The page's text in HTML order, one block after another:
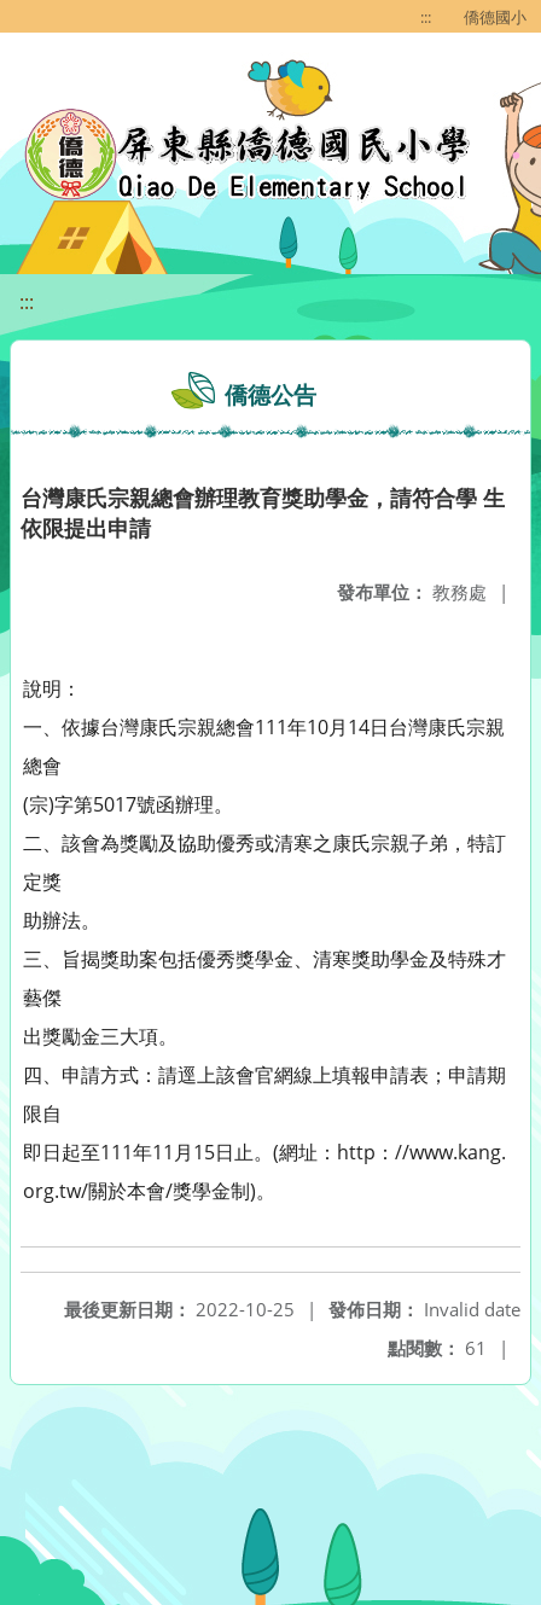
::: 僑德國小
:::
僑德公告
台灣康氏宗親總會辦理教育獎助學金，請符合學 生
依限提出申請
發布單位： 教務處 |
說明：
一、依據台灣康氏宗親總會111年10月14日台灣康氏宗親
總會
(宗)字第5017號函辦理。
二、該會為獎勵及協助優秀或清寒之康氏宗親子弟，特訂
定獎
助辦法。
三、旨揭獎助案包括優秀獎學金、清寒獎助學金及特殊才
藝傑
出獎勵金三大項。
四、申請方式：請逕上該會官網線上填報申請表；申請期
限自
即日起至111年11月15日止。(網址：http：//www.kang.
org.tw/關於本會/獎學金制)。
發佈日期： Invalid date
最後更新日期： 2022-10-25
|
點閱數： 61 |